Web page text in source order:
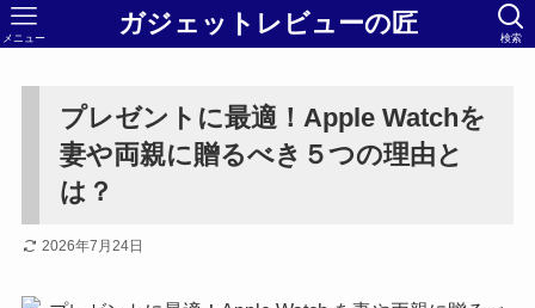
ガジェットレビューの匠 検索
メニュー
プレゼントに最適！Apple Watchを
妻や両親に贈るべき５つの理由と
は？
2026年7月24日